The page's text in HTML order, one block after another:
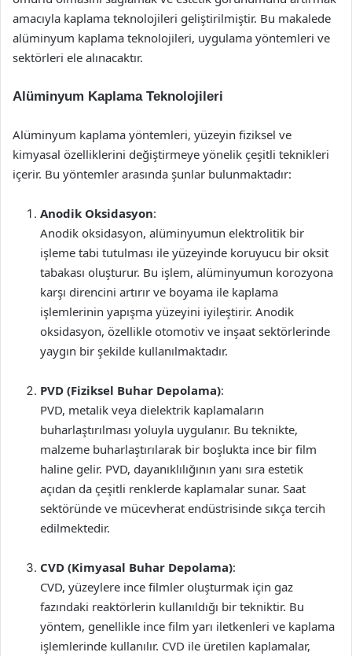
amacıyla kaplama teknolojileri geliştirilmiştir. Bu makalede
alüminyum kaplama teknolojileri, uygulama yöntemleri ve
sektörleri ele alınacaktır.
Alüminyum Kaplama Teknolojileri
Alüminyum kaplama yöntemleri, yüzeyin fiziksel ve
kimyasal özelliklerini değiştirmeye yönelik çeşitli teknikleri
içerir. Bu yöntemler arasında şunlar bulunmaktadır:
Anodik Oksidasyon:
Anodik oksidasyon, alüminyumun elektrolitik bir
işleme tabi tutulması ile yüzeyinde koruyucu bir oksit
tabakası oluşturur. Bu işlem, alüminyumun korozyona
karşı direncini artırır ve boyama ile kaplama
işlemlerinin yapışma yüzeyini iyileştirir. Anodik
oksidasyon, özellikle otomotiv ve inşaat sektörlerinde
yaygın bir şekilde kullanılmaktadır.
PVD (Fiziksel Buhar Depolama):
PVD, metalik veya dielektrik kaplamaların
buharlaştırılması yoluyla uygulanır. Bu teknikte,
malzeme buharlaştırılarak bir boşlukta ince bir film
haline gelir. PVD, dayanıklılığının yanı sıra estetik
açıdan da çeşitli renklerde kaplamalar sunar. Saat
sektöründe ve mücevherat endüstrisinde sıkça tercih
edilmektedir.
CVD (Kimyasal Buhar Depolama):
CVD, yüzeylere ince filmler oluşturmak için gaz
fazındaki reaktörlerin kullanıldığı bir tekniktir. Bu
yöntem, genellikle ince film yarı iletkenleri ve kaplama
işlemlerinde kullanılır. CVD ile üretilen kaplamalar,